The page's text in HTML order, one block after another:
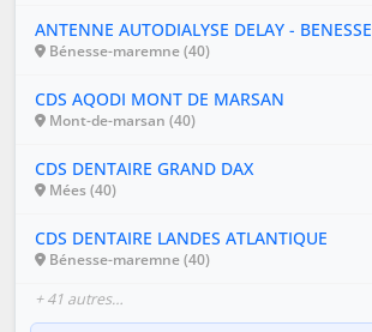
ANTENNE AUTODIALYSE DELAY - BENESSE
Bénesse-maremne (40)
CDS AQODI MONT DE MARSAN
Mont-de-marsan (40)
CDS DENTAIRE GRAND DAX
Mées (40)
CDS DENTAIRE LANDES ATLANTIQUE
Bénesse-maremne (40)
+ 41 autres…